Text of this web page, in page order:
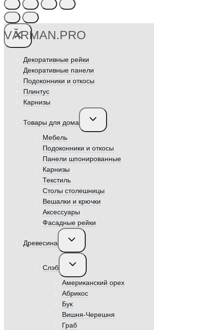
VӐRMAN.PRO
Декоративные рейки
Декоративные панели
Подоконники и откосы
Плинтус
Карнизы
Товары для дома
Переключить
дочернее
Мебель
Подоконники и откосы
Панели шпонированные
Карнизы
Текстиль
Столы столешницы
Вешалки и крючки
Аксессуары
Фасадные рейки
Древесина
Переключить
дочернее
Слэб
Переключить
дочернее
Американский орех
Абрикос
Бук
Вишня-Черешня
Граб